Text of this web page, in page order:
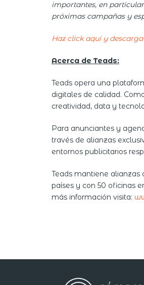
importantes, en
próximas campañas y
Haz clickaquí y descarga
Acerca de Teads:
Teads opera una
digitales de calidad.
creatividad, data y
Para anunciantes y
través de alianzas
entornos publicitarios
Teads mantiene alianzas
países y con 50 oficinas
más información visita: